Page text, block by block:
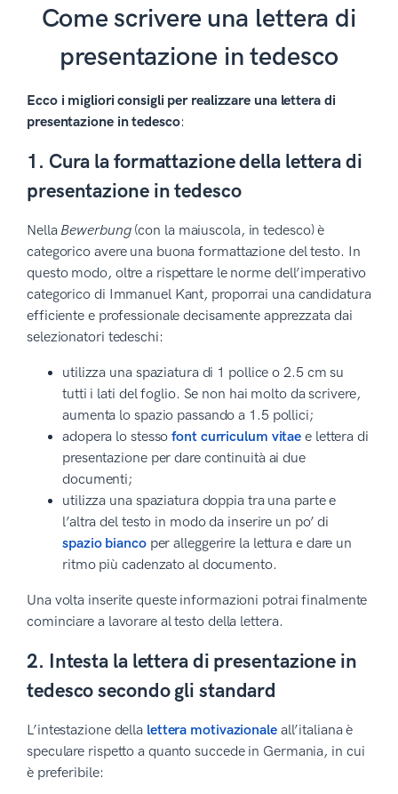
Come scrivere una lettera di
presentazione in tedesco
Ecco i migliori consigli per realizzare una lettera di
presentazione in tedesco:
1. Cura la formattazione della lettera di
presentazione in tedesco
Nella Bewerbung(con la maiuscola, in tedesco) è
categorico avere una buona formattazione del testo. In
questo modo, oltre a rispettare le norme dell’imperativo
categorico di Immanuel Kant, proporrai una candidatura
efficiente e professionale decisamente apprezzata dai
selezionatori tedeschi:
utilizza una spaziatura di 1 pollice o 2.5 cm su
tutti i lati del foglio. Se non hai molto da scrivere,
aumenta lo spazio passando a 1.5 pollici;
adopera lo stessofont curriculum vitae e lettera di
presentazione per dare continuità ai due
documenti;
utilizza una spaziatura doppia tra una parte e
l’altra del testo in modo da inserire un po’ di
spazio biancoper alleggerire la lettura e dare un
ritmo più cadenzato al documento.
Una volta inserite queste informazioni potrai finalmente
cominciare a lavorare al testo della lettera.
2. Intesta la lettera di presentazione in
tedesco secondo gli standard
L’intestazione della lettera motivazionaleall’italiana è
speculare rispetto a quanto succede in Germania, in cui
è preferibile: